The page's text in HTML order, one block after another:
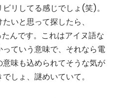
リしてる感じでしょ(笑)。
いと思って探したら、
んです。これはアイヌ語な
ていう意味で、それなら電
味も込められてそうな気が
しょ、謎めいていて。